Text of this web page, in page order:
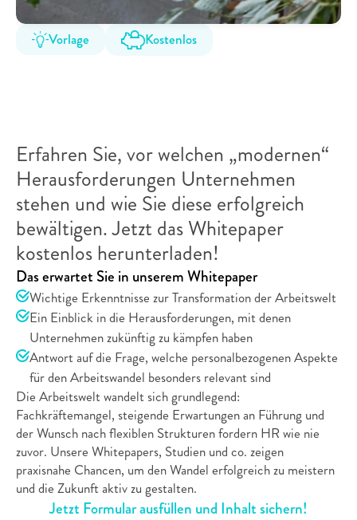
Erfahren Sie, vor welchen „modernen“
Herausforderungen Unternehmen
stehen und wie Sie diese erfolgreich
bewältigen. Jetzt das Whitepaper
kostenlos herunterladen!
Vorlage Kostenlos
Die Arbeitswelt wandelt sich grundlegend:
Fachkräftemangel, steigende Erwartungen an Führung und
der Wunsch nach flexiblen Strukturen fordern HR wie nie
zuvor. Unsere Whitepapers, Studien und co. zeigen
praxisnahe Chancen, um den Wandel erfolgreich zu meistern
und die Zukunft aktiv zu gestalten.
Das erwartet Sie in unserem Whitepaper
Wichtige Erkenntnisse zur Transformation der Arbeitswelt
Ein Einblick in die Herausforderungen, mit denen
Unternehmen zukünftig zu kämpfen haben
Antwort auf die Frage, welche personalbezogenen Aspekte
für den Arbeitswandel besonders relevant sind
Jetzt Formular ausfüllen und Inhalt sichern!